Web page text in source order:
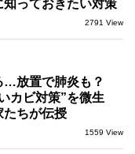
っておきたい対策
2791 View
…放置で肺炎も？
カビ対策”を微生
たちが伝授
1559 View